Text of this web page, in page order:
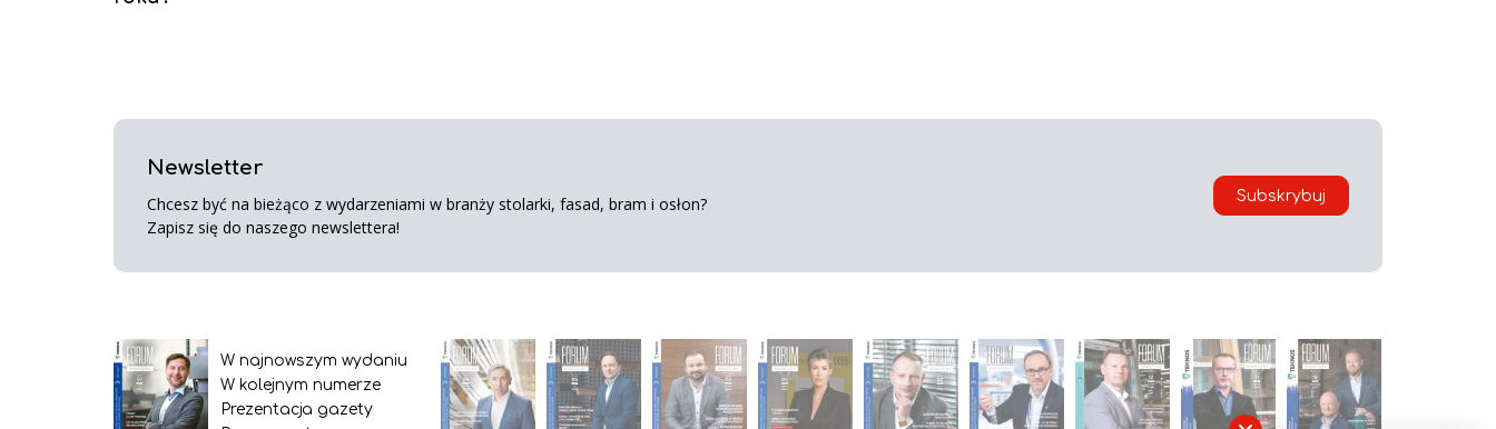
Newsletter
Chcesz być na bieżąco z wydarzeniami w branży stolarki, fasad, bram i osłon?
Zapisz się do naszego newslettera!
Subskrybuj
W najnowszym wydaniu
W kolejnym numerze
Prezentacja gazety